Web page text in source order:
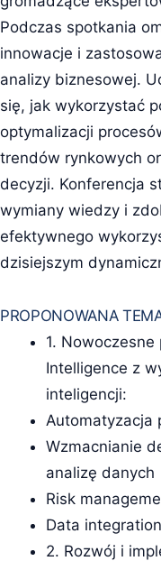
Podczas spotkania
innowacje i
analizy biznesowej.
się, jak wykorzystać
optymalizacji
trendów rynkowych
decyzji. Konferencja
wymiany wiedzy i
efektywnego
dzisiejszym
PROPONOWANA
1.
Intelligence z
inteligencji:
Automatyzacja
Wzmacnianie
analizę danych
Risk
Data integration
2. Rozwój i